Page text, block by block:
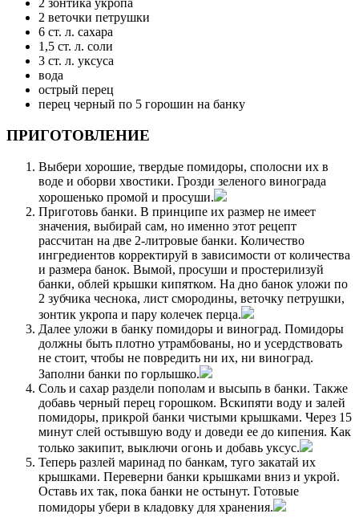
2 зонтика укропа
2 веточки петрушки
6 ст. л. сахара
1,5 ст. л. соли
3 ст. л. уксуса
вода
острый перец
перец черный по 5 горошин на банку
ПРИГОТОВЛЕНИЕ
Выбери хорошие, твердые помидоры, сполосни их в
воде и оборви хвостики. Грозди зеленого винограда
хорошенько промой и просуши.
Приготовь банки. В принципе их размер не имеет
значения, выбирай сам, но именно этот рецепт
рассчитан на две 2-литровые банки. Количество
ингредиентов корректируй в зависимости от количества
и размера банок. Вымой, просуши и простерилизуй
банки, облей крышки кипятком. На дно банок уложи по
2 зубчика чеснока, лист смородины, веточку петрушки,
зонтик укропа и пару колечек перца.
Далее уложи в банку помидоры и виноград. Помидоры
должны быть плотно утрамбованы, но и усердствовать
не стоит, чтобы не повредить ни их, ни виноград.
Заполни банки по горлышко.
Соль и сахар раздели пополам и высыпь в банки. Также
добавь черный перец горошком. Вскипяти воду и залей
помидоры, прикрой банки чистыми крышками. Через 15
минут слей остывшую воду и доведи ее до кипения. Как
только закипит, выключи огонь и добавь уксус.
Теперь разлей маринад по банкам, туго закатай их
крышками. Переверни банки крышками вниз и укрой.
Оставь их так, пока банки не остынут. Готовые
помидоры убери в кладовку для хранения.